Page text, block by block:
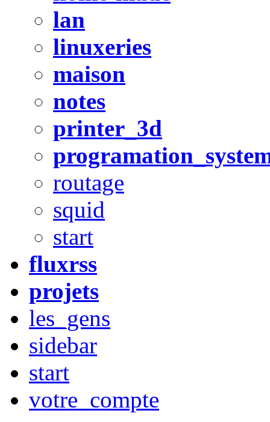
lan
linuxeries
maison
notes
printer_3d
routage
squid
start
fluxrss
projets
les_gens
sidebar
start
votre_compte